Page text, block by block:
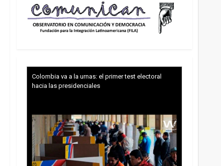
Colombia va a la urnas: el primer test electoral
hacia las presidenciales